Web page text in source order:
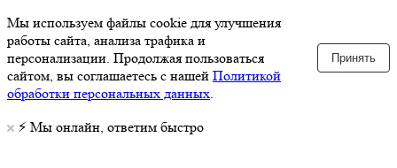
Мы используем файлы cookie для улучшения
работы сайта, анализа трафика и
персонализации. Продолжая пользоваться
сайтом, вы соглашаетесь с нашей Политикой
обработки персональных данных
Принять
⚡️ Мы онлайн, ответим быстро